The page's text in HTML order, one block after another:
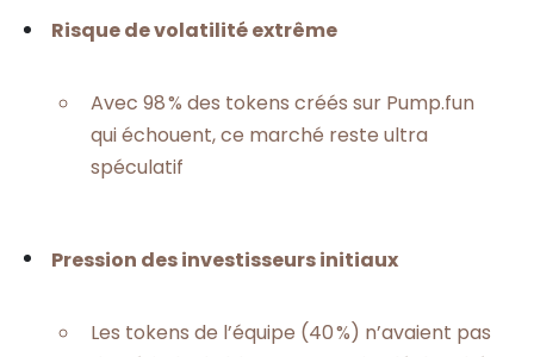
Risque de volatilité extrême
Avec 98 % des tokens créés sur Pump.fun
qui échouent, ce marché reste ultra
spéculatif
Pression des investisseurs initiaux
Les tokens de l’équipe (40 %) n’avaient pas